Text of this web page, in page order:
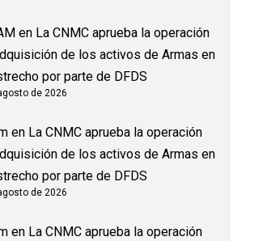
en La CNMC aprueba la operación
de los activos de Armas en
por parte de DFDS
de 2026
en La CNMC aprueba la operación
de los activos de Armas en
por parte de DFDS
de 2026
en La CNMC aprueba la operación